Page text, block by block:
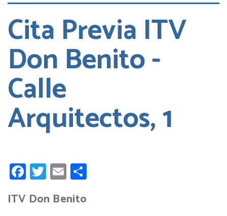
Cita Previa ITV
Don Benito -
Calle
Arquitectos, 1
Facebook
Twitter
Email
ITV Don Benito